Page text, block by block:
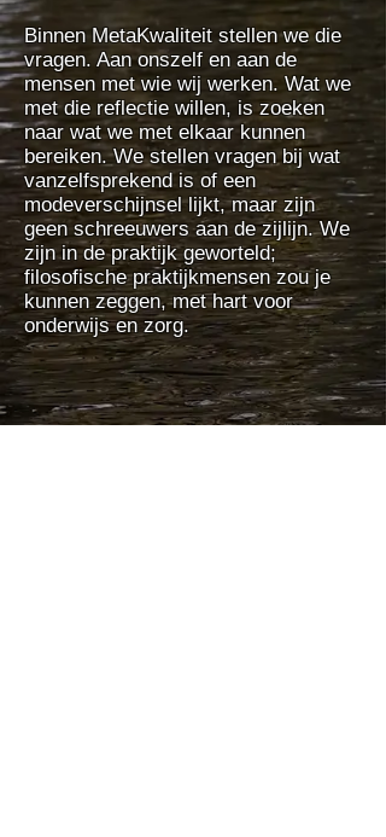
Binnen MetaKwaliteit stellen we die
vragen. Aan onszelf en aan de
mensen met wie wij werken. Wat we
met die reflectie willen, is zoeken
naar wat we met elkaar kunnen
bereiken. We stellen vragen bij wat
vanzelfsprekend is of een
modeverschijnsel lijkt, maar zijn
geen schreeuwers aan de zijlijn. We
zijn in de praktijk geworteld;
filosofische praktijkmensen zou je
kunnen zeggen, met hart voor
onderwijs en zorg.